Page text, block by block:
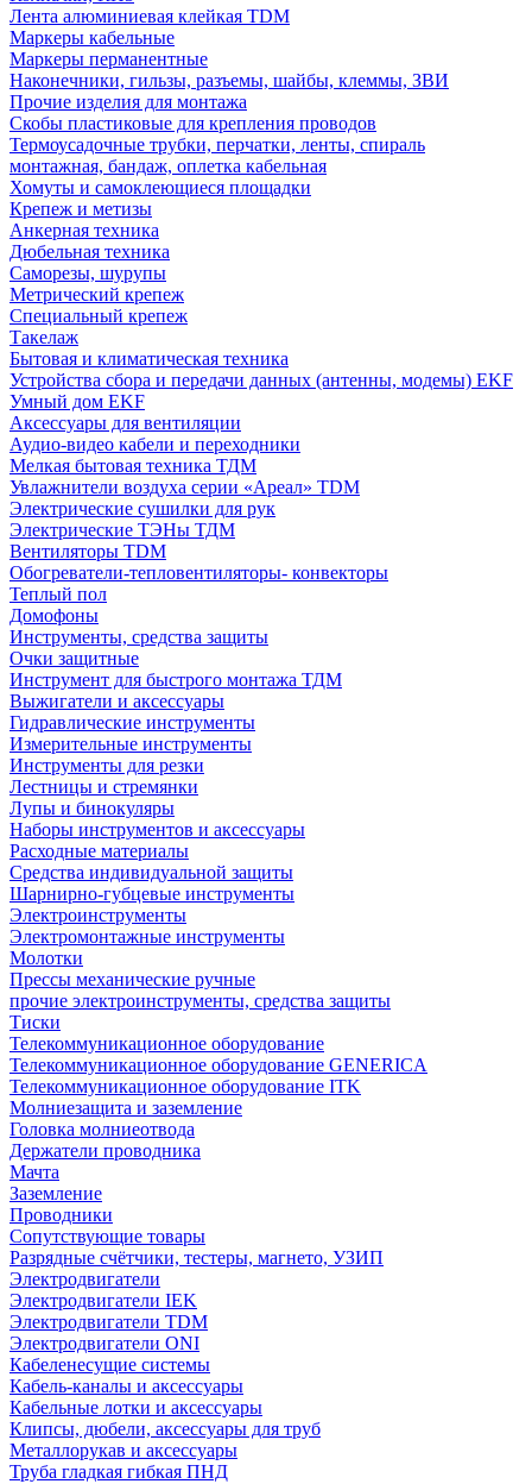
Лента алюминиевая клейкая TDM
Маркеры кабельные
Маркеры перманентные
Наконечники, гильзы, разъемы, шайбы, клеммы, ЗВИ
Прочие изделия для монтажа
Скобы пластиковые для крепления проводов
Термоусадочные трубки, перчатки, ленты, спираль
монтажная, бандаж, оплетка кабельная
Хомуты и самоклеющиеся площадки
Крепеж и метизы
Анкерная техника
Дюбельная техника
Саморезы, шурупы
Метрический крепеж
Специальный крепеж
Такелаж
Бытовая и климатическая техника
Устройства сбора и передачи данных (антенны, модемы) EKF
Умный дом EKF
Аксессуары для вентиляции
Аудио-видео кабели и переходники
Мелкая бытовая техника ТДМ
Увлажнители воздуха серии «Ареал» TDM
Электрические сушилки для рук
Электрические ТЭНы ТДМ
Вентиляторы TDM
Обогреватели-тепловентиляторы- конвекторы
Теплый пол
Домофоны
Инструменты, средства защиты
Очки защитные
Инструмент для быстрого монтажа ТДМ
Выжигатели и аксессуары
Гидравлические инструменты
Измерительные инструменты
Инструменты для резки
Лестницы и стремянки
Лупы и бинокуляры
Наборы инструментов и аксессуары
Расходные материалы
Средства индивидуальной защиты
Шарнирно-губцевые инструменты
Электроинструменты
Электромонтажные инструменты
Молотки
Прессы механические ручные
прочие электроинструменты, средства защиты
Тиски
Телекоммуникационное оборудование
Телекоммуникационное оборудование GENERICA
Телекоммуникационное оборудование ITK
Молниезащита и заземление
Головка молниеотвода
Держатели проводника
Мачта
Заземление
Проводники
Сопутствующие товары
Разрядные счётчики, тестеры, магнето, УЗИП
Электродвигатели
Электродвигатели IEK
Электродвигатели TDM
Электродвигатели ONI
Кабеленесущие системы
Кабель-каналы и аксессуары
Кабельные лотки и аксессуары
Клипсы, дюбели, аксессуары для труб
Металлорукав и аксессуары
Труба гладкая гибкая ПНД